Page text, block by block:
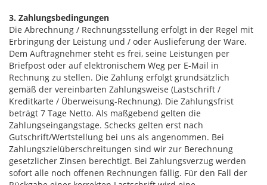
3. Zahlungsbedingungen
Die Abrechnung / Rechnungsstellung erfolgt in der Regel mit
Erbringung der Leistung und / oder Auslieferung der Ware.
Dem Auftragnehmer steht es frei, seine Leistungen per
Briefpost oder auf elektronischem Weg per E-Mail in
Rechnung zu stellen. Die Zahlung erfolgt grundsätzlich
gemäß der vereinbarten Zahlungsweise (Lastschrift /
Kreditkarte / Überweisung-Rechnung). Die Zahlungsfrist
beträgt 7 Tage Netto. Als maßgebend gelten die
Zahlungseingangstage. Schecks gelten erst nach
Gutschrift/Wertstellung bei uns als angenommen. Bei
Zahlungszielüberschreitungen sind wir zur Berechnung
gesetzlicher Zinsen berechtigt. Bei Zahlungsverzug werden
sofort alle noch offenen Rechnungen fällig. Für den Fall der